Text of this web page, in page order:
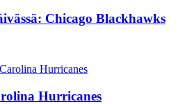
Chicago Blackhawks
Hurricanes